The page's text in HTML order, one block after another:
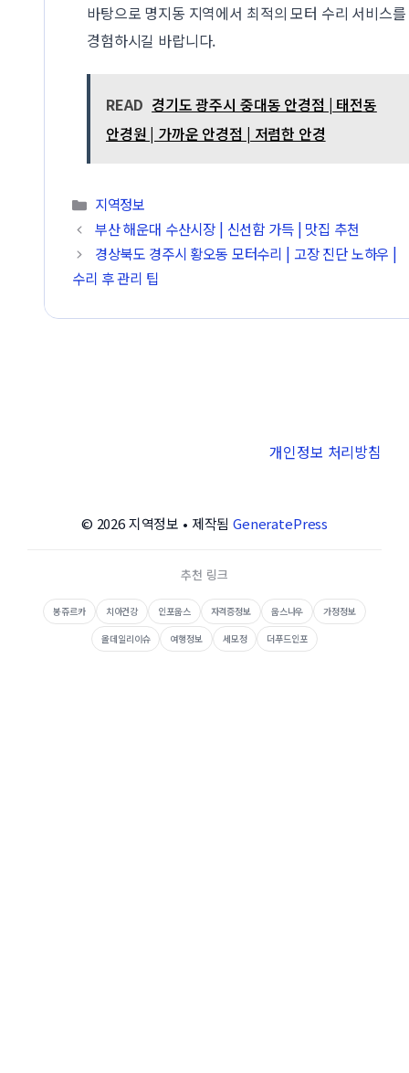
바탕으로 명지동 지역에서 최적의 모터 수리 서비스를
경험하시길 바랍니다.
READ 경기도 광주시 중대동 안경점 | 태전동
안경원 | 가까운 안경점 | 저렴한 안경
카테고리
지역정보
부산 해운대 수산시장 | 신선함 가득 | 맛집 추천
경상북도 경주시 황오동 모터수리 | 고장 진단 노하우 |
수리 후 관리 팁
개인정보 처리방침
© 2026 지역정보 • 제작됨GeneratePress
추천 링크
봉쥬르카 치아건강 인포웁스 자격증정보 웁스나우
가정정보
올데일리이슈
여행정보 세모정 더푸드인포